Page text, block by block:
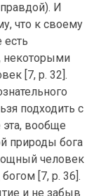
И
что к своему
есть
некоторыми
[7, p. 32].
подходить с
вообще
природы бога
человек
[7, p. 36].
и не забыв